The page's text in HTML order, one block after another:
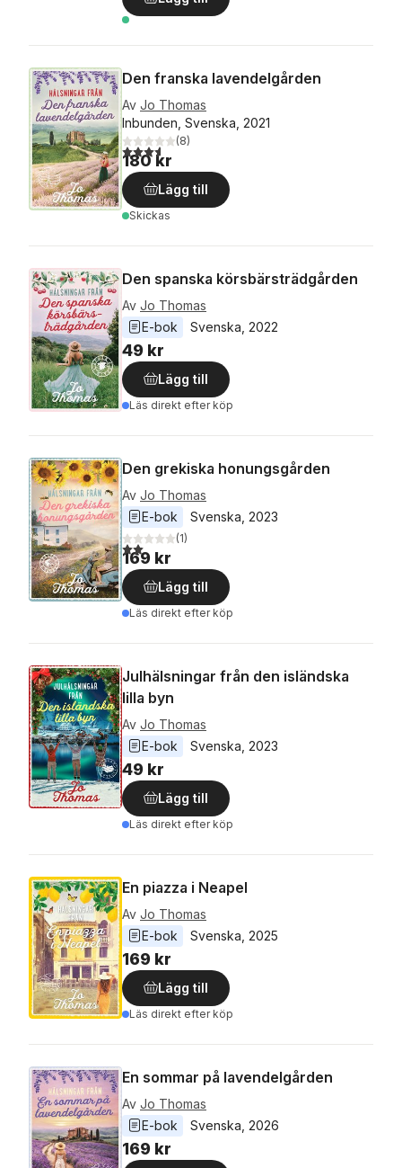
Den franska lavendelgården
Av Jo Thomas
Inbunden, Svenska, 2021
3,6utav 5 stjärnor. Totalt antal röster:
(8)
180 kr
Lägg till
Skickas
Den spanska körsbärsträdgården
Av Jo Thomas
E-bok
Svenska 2022
49 kr
Lägg till
Läs direkt efter köp
Den grekiska honungsgården
Av Jo Thomas
E-bok
Svenska 2023
2,0utav 5 stjärnor. Totalt antal röster:
(1)
169 kr
Lägg till
Läs direkt efter köp
Julhälsningar från den isländska
lilla byn
Av Jo Thomas
E-bok
Svenska 2023
49 kr
Lägg till
Läs direkt efter köp
En piazza i Neapel
Av Jo Thomas
E-bok
Svenska 2025
169 kr
Lägg till
Läs direkt efter köp
En sommar på lavendelgården
Av Jo Thomas
E-bok
Svenska 2026
169 kr